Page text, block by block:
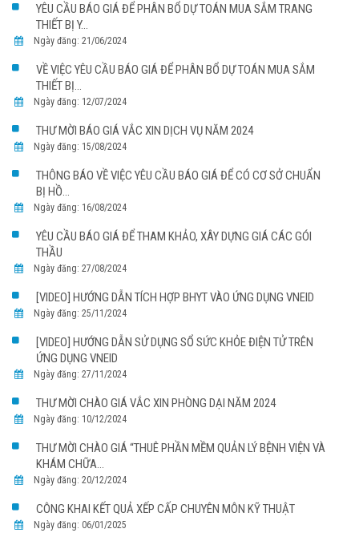
YÊU CẦU BÁO GIÁ ĐỂ PHÂN BỔ DỰ TOÁN MUA SẮM TRANG
THIẾT BỊ Y...
Ngày đăng: 21/06/2024
VỀ VIỆC YÊU CẦU BÁO GIÁ ĐỂ PHÂN BỔ DỰ TOÁN MUA SẮM
THIẾT BỊ...
Ngày đăng: 12/07/2024
THƯ MỜI BÁO GIÁ VẮC XIN DỊCH VỤ NĂM 2024
Ngày đăng: 15/08/2024
THÔNG BÁO VỀ VIỆC YÊU CẦU BÁO GIÁ ĐỂ CÓ CƠ SỞ CHUẨN
BỊ HỒ...
Ngày đăng: 16/08/2024
YÊU CẦU BÁO GIÁ ĐỂ THAM KHẢO, XÂY DỰNG GIÁ CÁC GÓI
THẦU
Ngày đăng: 27/08/2024
[VIDEO] HƯỚNG DẪN TÍCH HỢP BHYT VÀO ỨNG DỤNG VNEID
Ngày đăng: 25/11/2024
[VIDEO] HƯỚNG DẪN SỬ DỤNG SỔ SỨC KHỎE ĐIỆN TỬ TRÊN
ỨNG DỤNG VNEID
Ngày đăng: 27/11/2024
THƯ MỜI CHÀO GIÁ VẮC XIN PHÒNG DẠI NĂM 2024
Ngày đăng: 10/12/2024
THƯ MỜI CHÀO GIÁ “THUÊ PHẦN MỀM QUẢN LÝ BỆNH VIỆN VÀ
KHÁM CHỮA...
Ngày đăng: 20/12/2024
CÔNG KHAI KẾT QUẢ XẾP CẤP CHUYÊN MÔN KỸ THUẬT
Ngày đăng: 06/01/2025